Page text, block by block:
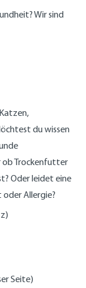
Wir sind
du wissen
ob Trockenfutter
Oder leidet eine
Allergie?
Seite)